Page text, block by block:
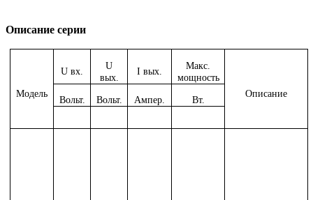
Описание серии
Модель
U вх.
U
вых.
I вых.
Макс.
мощность
Описание
Вольт. Вольт. Ампер. Вт.